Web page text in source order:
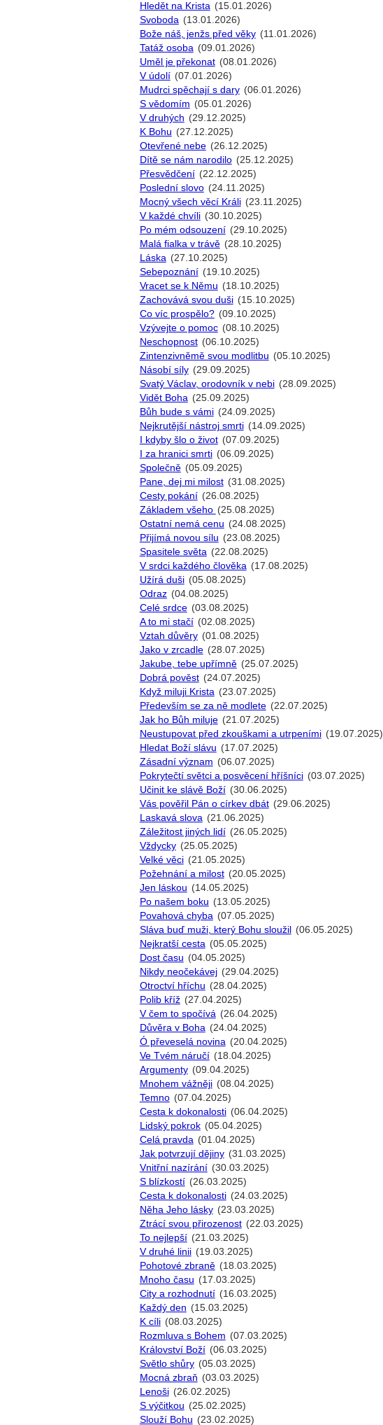
Hledět na Krista (15.01.2026)
Svoboda (13.01.2026)
Bože náš, jenžs před věky (11.01.2026)
Tatáž osoba (09.01.2026)
Uměl je překonat (08.01.2026)
V údolí (07.01.2026)
Mudrci spěchají s dary (06.01.2026)
S vědomím (05.01.2026)
V druhých (29.12.2025)
K Bohu (27.12.2025)
Otevřené nebe (26.12.2025)
Dítě se nám narodilo (25.12.2025)
Přesvědčení (22.12.2025)
Poslední slovo (24.11.2025)
Mocný všech věcí Králi (23.11.2025)
V každé chvíli (30.10.2025)
Po mém odsouzení (29.10.2025)
Malá fialka v trávě (28.10.2025)
Láska (27.10.2025)
Sebepoznání (19.10.2025)
Vracet se k Němu (18.10.2025)
Zachovává svou duši (15.10.2025)
Co víc prospělo? (09.10.2025)
Vzývejte o pomoc (08.10.2025)
Neschopnost (06.10.2025)
Zintenzivněmě svou modlitbu (05.10.2025)
Násobí síly (29.09.2025)
Svatý Václav, orodovník v nebi (28.09.2025)
Vidět Boha (25.09.2025)
Bůh bude s vámi (24.09.2025)
Nejkrutější nástroj smrti (14.09.2025)
I kdyby šlo o život (07.09.2025)
I za hranici smrti (06.09.2025)
Společně (05.09.2025)
Pane, dej mi milost (31.08.2025)
Cesty pokání (26.08.2025)
Základem všeho (25.08.2025)
Ostatní nemá cenu (24.08.2025)
Přijímá novou sílu (23.08.2025)
Spasitele světa (22.08.2025)
V srdci každého člověka (17.08.2025)
Užírá duši (05.08.2025)
Odraz (04.08.2025)
Celé srdce (03.08.2025)
A to mi stačí (02.08.2025)
Vztah důvěry (01.08.2025)
Jako v zrcadle (28.07.2025)
Jakube, tebe upřímně (25.07.2025)
Dobrá pověst (24.07.2025)
Když miluji Krista (23.07.2025)
Především se za ně modlete (22.07.2025)
Jak ho Bůh miluje (21.07.2025)
Neustupovat před zkouškami a utrpeními (19.07.2025)
Hledat Boží slávu (17.07.2025)
Zásadní význam (06.07.2025)
Pokrytečtí světci a posvěcení hříšníci (03.07.2025)
Učinit ke slávě Boží (30.06.2025)
Vás pověřil Pán o církev dbát (29.06.2025)
Laskavá slova (21.06.2025)
Záležitost jiných lidí (26.05.2025)
Vždycky (25.05.2025)
Velké věci (21.05.2025)
Požehnání a milost (20.05.2025)
Jen láskou (14.05.2025)
Po našem boku (13.05.2025)
Povahová chyba (07.05.2025)
Sláva buď muži, který Bohu sloužil
(06.05.2025)
Nejkratší cesta (05.05.2025)
Dost času (04.05.2025)
Nikdy neočekávej (29.04.2025)
Otroctví hříchu (28.04.2025)
Polib kříž (27.04.2025)
V čem to spočívá (26.04.2025)
Důvěra v Boha (24.04.2025)
Ó převeselá novina (20.04.2025)
Ve Tvém náručí (18.04.2025)
Argumenty (09.04.2025)
Mnohem vážněji (08.04.2025)
Temno (07.04.2025)
Cesta k dokonalosti (06.04.2025)
Lidský pokrok (05.04.2025)
Celá pravda (01.04.2025)
Jak potvrzují dějiny (31.03.2025)
Vnitřní nazírání (30.03.2025)
S blízkostí (26.03.2025)
Cesta k dokonalosti (24.03.2025)
Něha Jeho lásky (23.03.2025)
Ztrácí svou přirozenost (22.03.2025)
To nejlepší (21.03.2025)
V druhé linii (19.03.2025)
Pohotové zbraně (18.03.2025)
Mnoho času (17.03.2025)
City a rozhodnutí (16.03.2025)
Každý den (15.03.2025)
K cíli (08.03.2025)
Rozmluva s Bohem (07.03.2025)
Království Boží (06.03.2025)
Světlo shůry (05.03.2025)
Mocná zbraň (03.03.2025)
Lenoši (26.02.2025)
S výčitkou (25.02.2025)
Slouží Bohu (23.02.2025)